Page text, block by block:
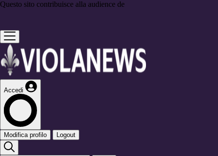
Questo sito contribuisce alla audience de
Accedi
Modifica profilo Logout